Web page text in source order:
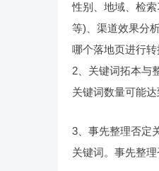
性别、地域、检
等)、渠道效果分
哪个落地页进行转
2、关键词拓本与
关键词数量可能
3、事先整理否定
关键词。事先整